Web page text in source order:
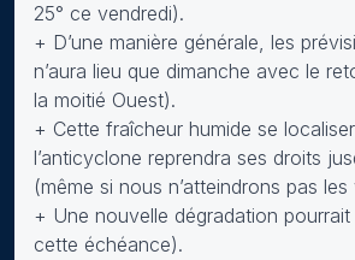
25° ce vendredi).
+ D’une manière générale, les
n’aura lieu que dimanche avec le
la moitié Ouest).
+ Cette fraîcheur humide se
l’anticyclone reprendra ses droits
(même si nous n’atteindrons pas
+ Une nouvelle dégradation
cette échéance).